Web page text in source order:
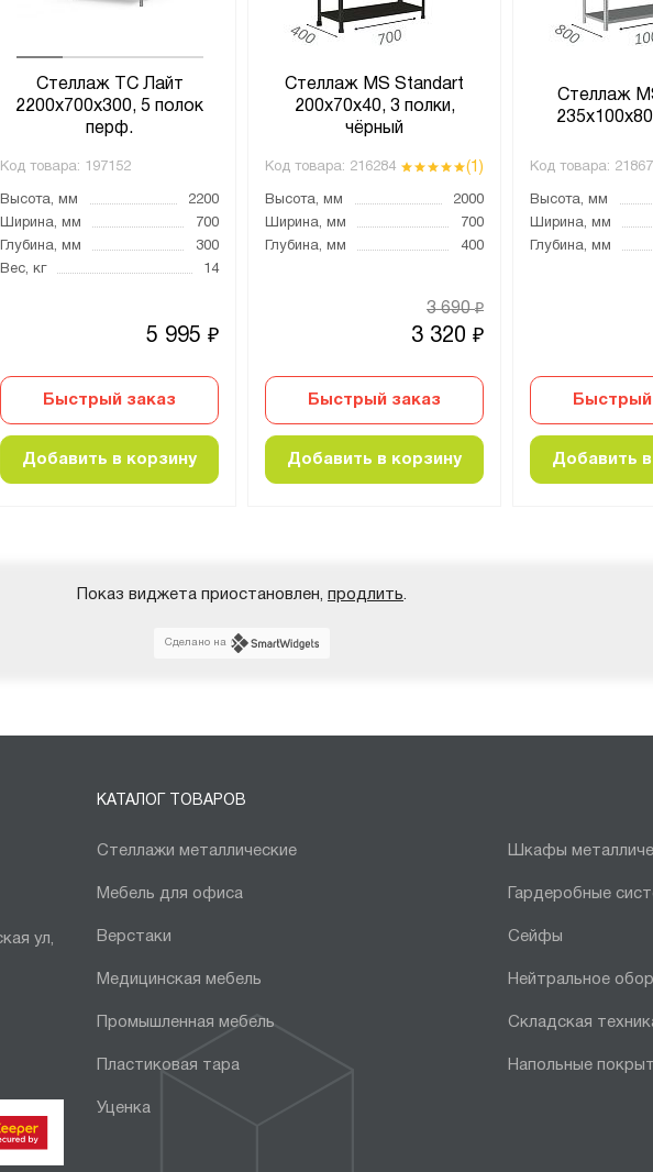
Стеллаж ТС Лайт
2200х700х300, 5 полок
перф.
Код товара: 197152
Высота, мм
2200
Ширина, мм
700
Глубина, мм
300
Вес, кг
14
5 995 ₽
Быстрый заказ
Добавить в корзину
Стеллаж MS Standart
200х70х40, 3 полки,
чёрный
Код товара: 216284 (1)
Высота, мм
2000
Ширина, мм
700
Глубина, мм
400
3 320 ₽
3 690₽
Быстрый заказ
Добавить в корзину
Стеллаж
Код товара:
Высота, мм
Ширина, мм
Глубина, мм
Быстрый
Добавить
Показ виджета приостановлен, продлить.
Сделано на
ул,
КАТАЛОГ ТОВАРОВ
Стеллажи металлические Шкафы
Мебель для офиса Гардеробные
Верстаки Сейфы
Медицинская мебель Нейтральное
Промышленная мебель Складская
Пластиковая тара Напольные
Уценка